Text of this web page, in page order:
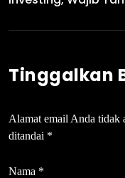
Tinggalkan
Alamat email Anda tidak
ditandai *
Nama *